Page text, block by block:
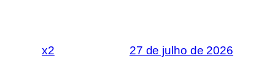
x2 27 de julho de 2026